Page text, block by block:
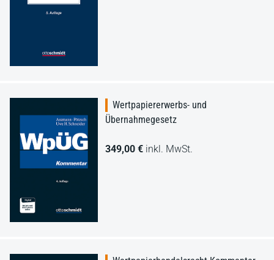
Wertpapiererwerbs- und
Übernahmegesetz
349,00 € inkl. MwSt.